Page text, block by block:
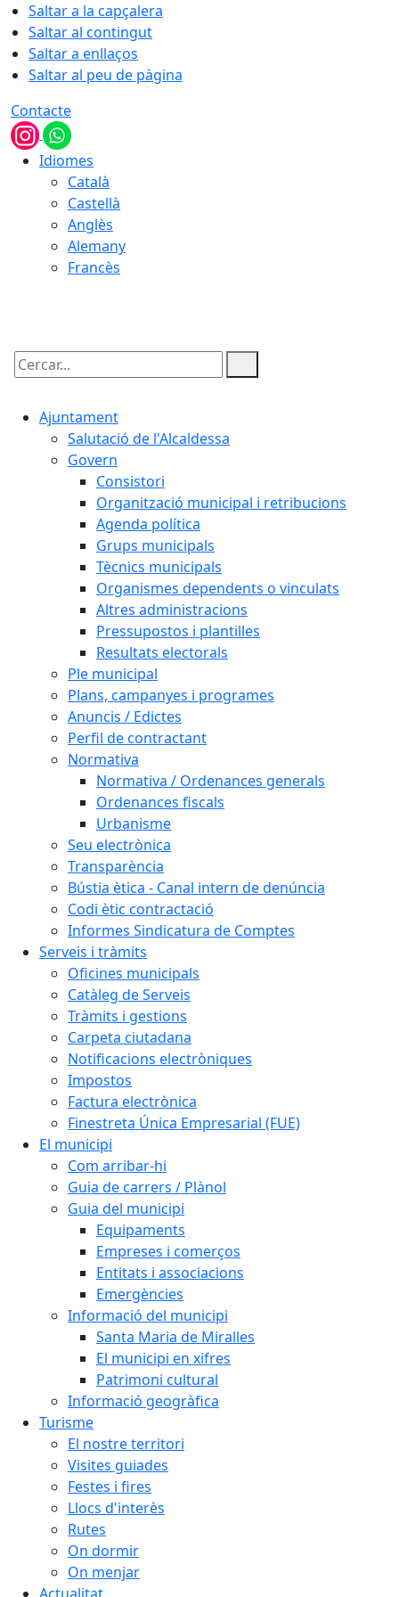
Saltar a la capçalera
Saltar al contingut
Saltar a enllaços
Saltar al peu de pàgina
Contacte
Idiomes
Català
Castellà
Anglès
Alemany
Francès
Cercar:
Ajuntament
Salutació de l'Alcaldessa
Govern
Consistori
Organització municipal i retribucions
Agenda política
Grups municipals
Tècnics municipals
Organismes dependents o vinculats
Altres administracions
Pressupostos i plantilles
Resultats electorals
Ple municipal
Plans, campanyes i programes
Anuncis / Edictes
Perfil de contractant
Normativa
Normativa / Ordenances generals
Ordenances fiscals
Urbanisme
Seu electrònica
Transparència
Bústia ètica - Canal intern de denúncia
Codi ètic contractació
Informes Sindicatura de Comptes
Serveis i tràmits
Oficines municipals
Catàleg de Serveis
Tràmits i gestions
Carpeta ciutadana
Notificacions electròniques
Impostos
Factura electrònica
Finestreta Única Empresarial (FUE)
El municipi
Com arribar-hi
Guia de carrers / Plànol
Guia del municipi
Equipaments
Empreses i comerços
Entitats i associacions
Emergències
Informació del municipi
Santa Maria de Miralles
El municipi en xifres
Patrimoni cultural
Informació geogràfica
Turisme
El nostre territori
Visites guiades
Festes i fires
Llocs d'interès
Rutes
On dormir
On menjar